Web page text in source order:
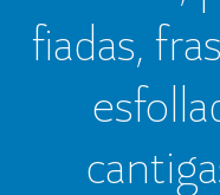
fiadas,